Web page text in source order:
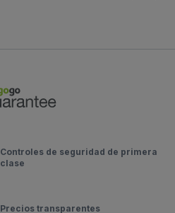
Controles de seguridad de primera
clase
Precios transparentes